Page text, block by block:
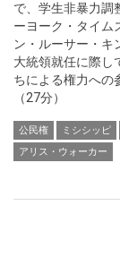
で、学生非暴力調
ーヨーク・タイム
ン・ルーサー・キ
大統領就任に際し
ちによる権力への
（27分）
公民権 ミシシッピ
アリス・ウォーカー